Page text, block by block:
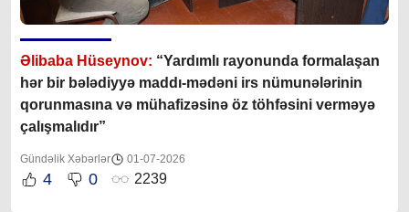
Əlibaba Hüseynov: “Yardımlı rayonunda formalaşan
hər bir bələdiyyə maddı-mədəni irs nümunələrinin
qorunmasına və mühafizəsinə öz töhfəsini verməyə
çalışmalıdır”
Gündəlik Xəbərlər 01-07-2026
4 0 2239